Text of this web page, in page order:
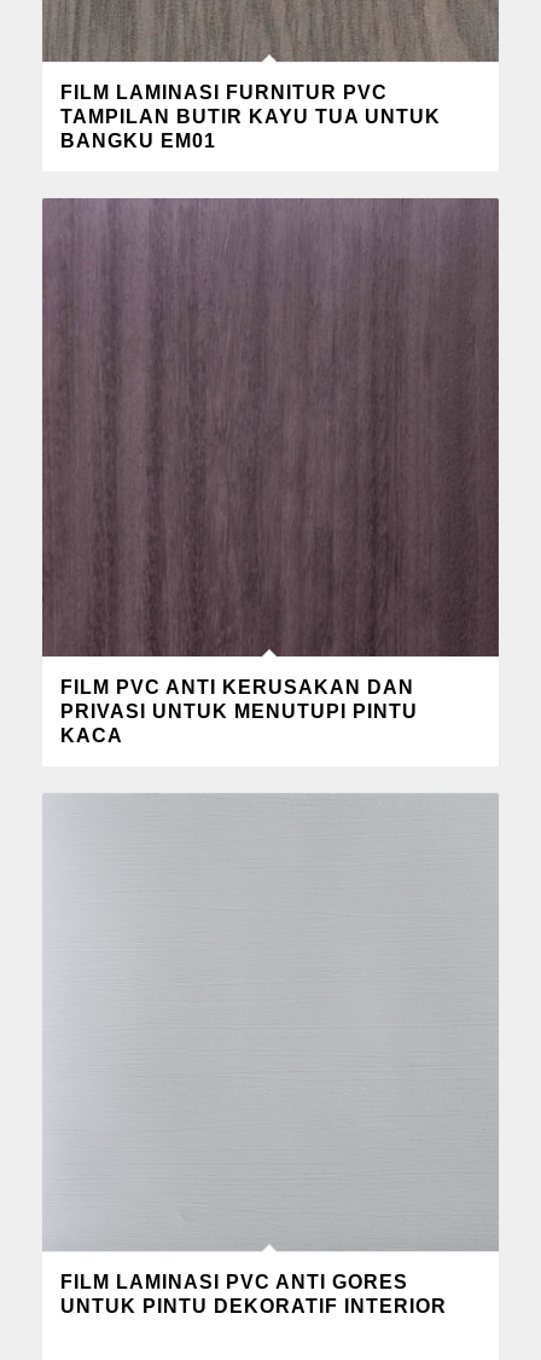
FILM LAMINASI FURNITUR PVC
TAMPILAN BUTIR KAYU TUA UNTUK
BANGKU EM01
FILM PVC ANTI KERUSAKAN DAN
PRIVASI UNTUK MENUTUPI PINTU
KACA
FILM LAMINASI PVC ANTI GORES
UNTUK PINTU DEKORATIF INTERIOR